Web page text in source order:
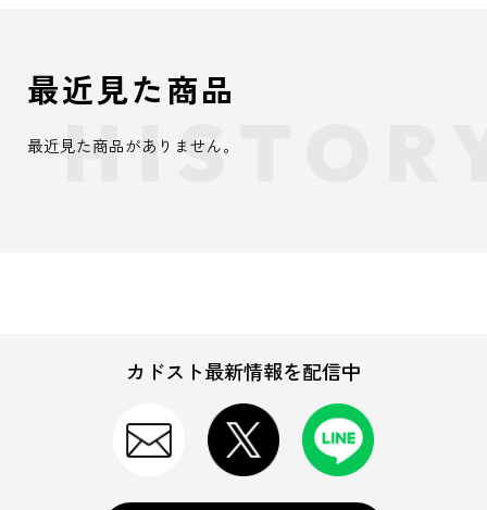
最近見た商品
最近見た商品がありません。
カドスト最新情報を配信中